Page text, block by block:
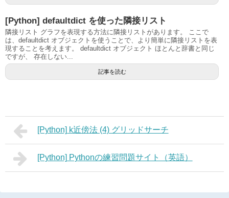
[Python] defaultdict を使った隣接リスト
隣接リスト グラフを表現する方法に隣接リストがあります。 ここで
は、defaultdict オブジェクトを使うことで、より簡単に隣接リストを表
現することを考えます。 defaultdict オブジェクト ほとんと辞書と同じ
ですが、 存在しない...
記事を読む
[Python] k近傍法 (4) グリッドサーチ
[Python] Pythonの練習問題サイト（英語）